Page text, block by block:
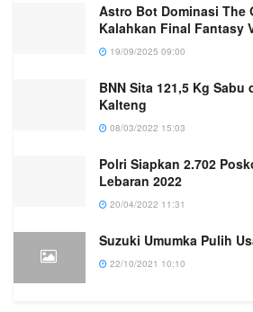
Astro Bot Dominasi The
Kalahkan Final Fantasy
19/09/2025 09:00
BNN Sita 121,5 Kg
Kalteng
08/03/2022 15:03
Polri Siapkan 2.702
Lebaran 2022
20/04/2022 11:31
Suzuki Umumka Pulih
22/10/2021 10:10